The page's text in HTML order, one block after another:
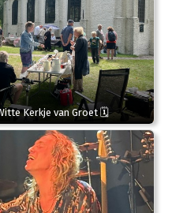
Kerkje van Groet 🗓